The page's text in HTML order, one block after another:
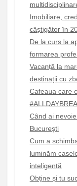
Imobiliare,
câștigător în
De la curs la
formarea
Vacanță la
destinații cu
Cafeaua care
Când ai
București
Cum a
luminăm
inteligentă
Obține și tu